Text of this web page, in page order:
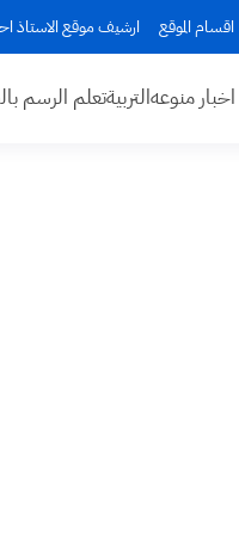
اقسام الموقع ارشيف موقع الاستاذ
اخبار منوعهالتربيةتعلم الرسم